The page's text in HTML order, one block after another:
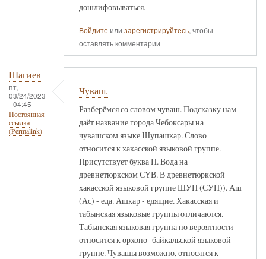
дошлифовываться.
Войдите или зарегистрируйтесь, чтобы
оставлять комментарии
Шагиев
пт,
03/24/2023
- 04:45
Постоянная
ссылка
(Permalink)
Чуваш.
Разберёмся со словом чуваш. Подсказку нам
даёт название города Чебоксары на
чувашском языке Шупашкар. Слово
относится к хакасской языковой группе.
Присутствует буква П. Вода на
древнетюркском СҮВ. В древнетюркской
хакасской языковой группе ШУП (СУП)). Аш
(Ас) - еда. Ашкар - едящие. Хакасская и
табынская языковые группы отличаются.
Табынская языковая группа по вероятности
относится к орхоно- байкальской языковой
группе. Чувашы возможно, относятся к